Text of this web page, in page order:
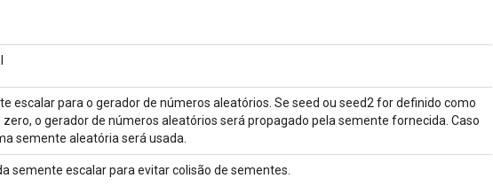
escalar para o gerador de números aleatórios. Se seed ou seed2 for definido como
o gerador de números aleatórios será propagado pela semente fornecida. Caso
semente aleatória será usada.
semente escalar para evitar colisão de sementes.